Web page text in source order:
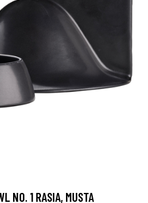
NO. 1 RASIA, MUSTA